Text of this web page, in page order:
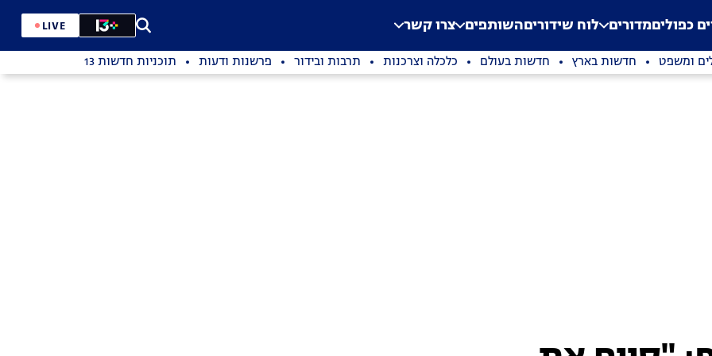
Application error: a
. כפוליםמדורים לוח שידוריםהשותפים צרו קשר LIVE
ומשפט חדשות בארץ חדשות בעולם כלכלה וצרכנות תרבות ובידור פרשנות ודעות תוכניות חדשות 13